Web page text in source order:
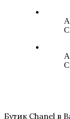
Бутик Chanel в